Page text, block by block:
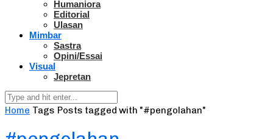
Humaniora
Editorial
Ulasan
Mimbar
Sastra
Opini/Essai
Visual
Jepretan
Home Tags Posts tagged with "#pengolahan"